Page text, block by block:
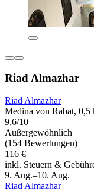
Riad Almazhar
Riad Almazhar
Medina von Rabat, 0,5
9,6/10
Außergewöhnlich
(154 Bewertungen)
116 €
inkl. Steuern &
9. Aug.–10. Aug.
Riad Almazhar